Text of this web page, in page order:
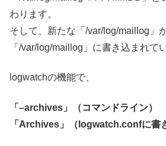
わります。
そして、新たな「/var/log/maillog」
「/var/log/maillog」に書き込まれて
logwatchの機能で、
「–archives」（コマンドライン）
「Archives」（logwatch.confに書